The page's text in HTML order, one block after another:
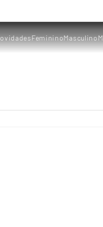
FemininoMasculino